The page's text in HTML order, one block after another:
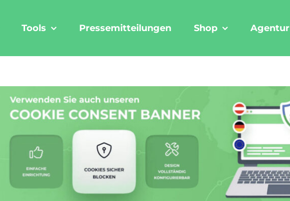
Tools Pressemitteilungen Shop Agentur